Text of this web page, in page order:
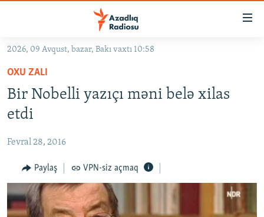
Əsas
qayıt
Əsas
naviqasiyaya
qayıt
Axtarışa
KORRUPSIOMETR
FƏRQƏ BAX
QANUNI DOĞRU
ARAŞDIRMA
MULTIMEDIA
2026, 09 Avqust, bazar, Bakı vaxtı 10:58
OXU ZALI
Bir Nobelli yazıçı məni belə xilas
etdi
Fevral 28, 2016
Paylaş VPN-siz açmaq